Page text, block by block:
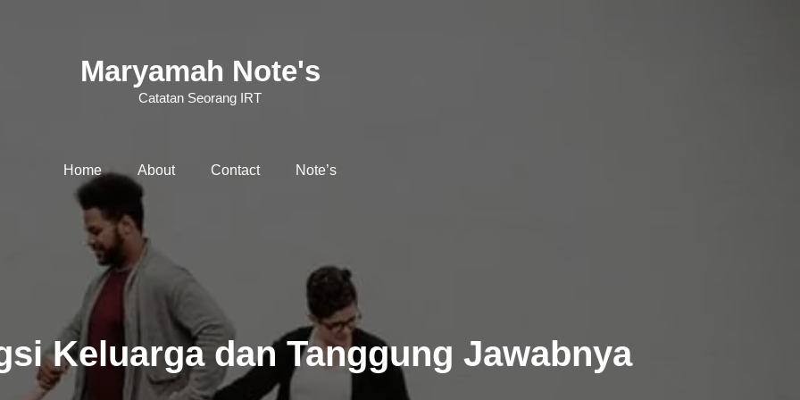
Maryamah Note's
Catatan Seorang IRT
Home About Contact Note’s
Keluarga dan Tanggung Jawabnya